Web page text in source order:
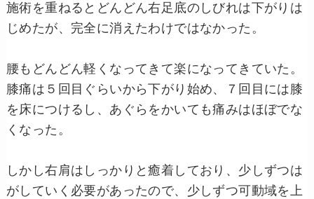
施術を重ねるとどんどん右足底のしびれは下がりは
じめたが、完全に消えたわけではなかった。
腰もどんどん軽くなってきて楽になってきていた。
膝痛は５回目ぐらいから下がり始め、７回目には膝
を床につけるし、あぐらをかいても痛みはほぼでな
くなった。
しかし右肩はしっかりと癒着しており、少しずつは
がしていく必要があったので、少しずつ可動域を上